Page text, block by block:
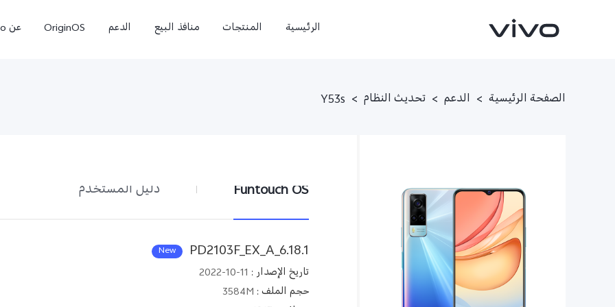
الرئيسية المنتجات منافذ البيع الدعم OriginOS عن vivo
Y500 جديد X300FE
الصفحة الرئيسية > الدعم > تحديث النظام >
Y53s
Funtouch OS دليل المستخدم
PD2103F_EX_A_6.18.1
New
تاريخ الإصدار :
2022-10-11
حجم الملف:
3584M